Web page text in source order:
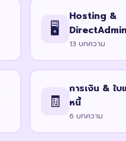
🖥️
Hosting &
DirectAdmin
13 บทความ
🧾
การเงิน & ใบ
หนี้
6 บทความ